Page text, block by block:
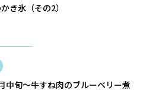
き氷（その2）
中旬～牛すね肉のブルーベリー煮